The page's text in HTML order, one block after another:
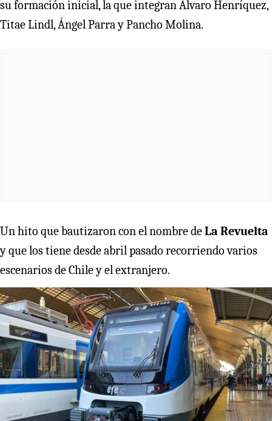
su formación inicial, la que integran Álvaro Henríquez,
Titae Lindl, Ángel Parra y Pancho Molina.
Un hito que bautizaron con el nombre deLa Revuelta
y que los tiene desde abril pasado recorriendo varios
escenarios de Chile y el extranjero.